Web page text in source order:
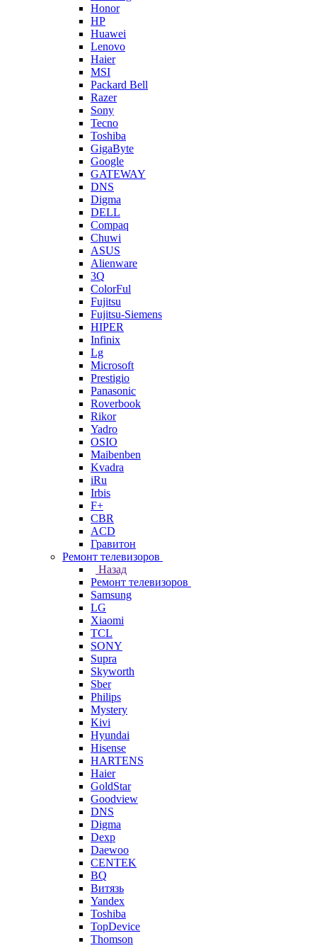
Honor
HP
Huawei
Lenovo
Haier
MSI
Packard Bell
Razer
Sony
Tecno
Toshiba
GigaByte
Google
GATEWAY
DNS
Digma
DELL
Compaq
Chuwi
ASUS
Alienware
3Q
ColorFul
Fujitsu
Fujitsu-Siemens
HIPER
Infinix
Lg
Microsoft
Prestigio
Panasonic
Roverbook
Rikor
Yadro
OSIO
Maibenben
Kvadra
iRu
Irbis
F+
CBR
ACD
Гравитон
Ремонт телевизоров
Назад
Ремонт телевизоров
Samsung
LG
Xiaomi
TCL
SONY
Supra
Skyworth
Sber
Philips
Mystery
Kivi
Hyundai
Hisense
HARTENS
Haier
GoldStar
Goodview
DNS
Digma
Dexp
Daewoo
CENTEK
BQ
Витязь
Yandex
Toshiba
TopDevice
Thomson